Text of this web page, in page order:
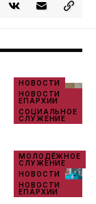
НОВОСТИ
НОВОСТИ
ЕПАРХИИ
СОЦИАЛЬНОЕ
СЛУЖЕНИЕ
МОЛОДЁЖНОЕ
СЛУЖЕНИЕ
НОВОСТИ
НОВОСТИ
ЕПАРХИИ